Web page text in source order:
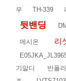
우
TH-339
뒷밴딩
메시온 리
기알디
반폴